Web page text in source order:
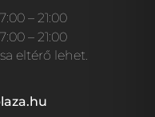
– 21:00
– 21:00
eltérő lehet.